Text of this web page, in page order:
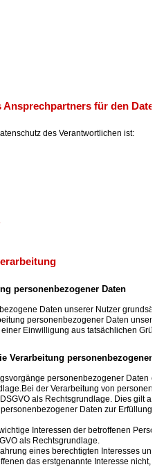
Ansprechpartners für den
des Verantwortlichen ist:
personenbezogener Daten
Daten unserer Nutzer
personenbezogener Daten
Einwilligung aus tatsächlichen
Verarbeitung personenbezogener
personenbezogener Daten
der Verarbeitung von
DSGVO als Rechtsgrundlage. Dies gilt
Daten zur Erfüllung
Interessen der betroffenen
als Rechtsgrundlage.
eines berechtigten Interesses
das erstgenannte Interesse nicht,